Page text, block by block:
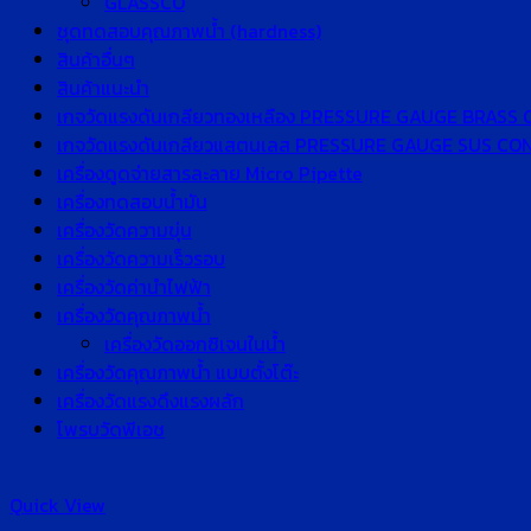
ชุดทดสอบคุณภาพน้ำ (hardness)
สินค้าอื่นๆ
สินค้าแนะนำ
เกจวัดแรงดันเกลียวทองเหลือง PRESSURE GAUGE BRASS
เกจวัดแรงดันเกลียวแสตนเลส PRESSURE GAUGE SUS
เครื่องดูดจ่ายสารละลาย Micro Pipette
เครื่องทดสอบน้ำมัน
เครื่องวัดความขุ่น
เครื่องวัดความเร็วรอบ
เครื่องวัดค่านำไฟฟ้า
เครื่องวัดคุณภาพน้ำ
เครื่องวัดออกซิเจนในน้ำ
เครื่องวัดคุณภาพน้ำ แบบตั้งโต๊ะ
เครื่องวัดแรงดึงแรงผลัก
โพรบวัดพีเอช
Quick View